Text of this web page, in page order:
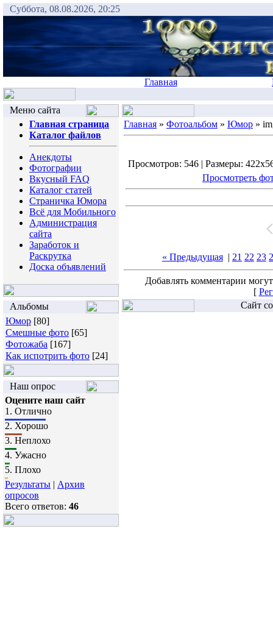
Суббота, 08.08.2026, 20:25
Главная
Меню сайта
Главная страница
Каталог файлов
Анекдоты
Фотографии
Вкусный FAQ
Каталог статей
Страничка Юмора
Всё для Мобильного
Администрация
сайта
Заработок и
Раскрутка
Доска объявлений
Альбомы
Юмор [80]
Смешные фото [65]
Фотожаба [167]
Как испотрить фото [24]
Наш опрос
Оцените наш сайт
1. Отлично
2. Хорошо
3. Неплохо
4. Ужасно
5. Плохо
Результаты | Архив
опросов
Всего ответов: 46
Главная » Фотоальбом » Юмор »
Просмотров: 546 | Размеры:
Просмотреть
« Предыдущая | 21 22 23
Добавлять комментарии
[
Сайт